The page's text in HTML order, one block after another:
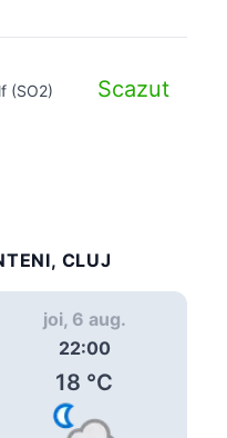
(SO2)
Scazut
CLUJ
joi, 6 aug.
22:00
18 °C